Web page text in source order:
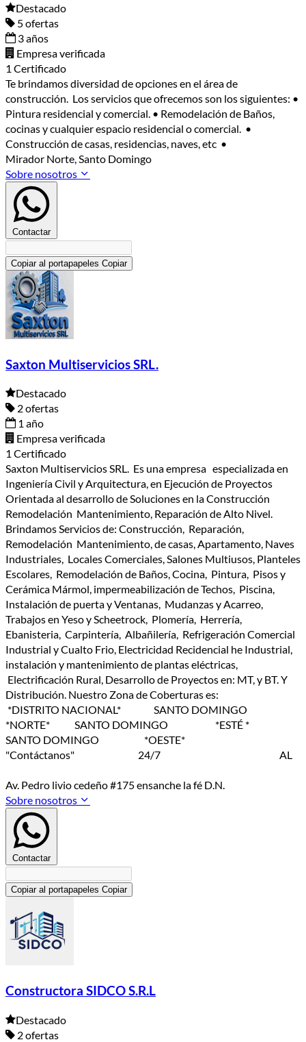
Destacado
5 ofertas
3 años
Empresa verificada
1 Certificado
Te brindamos diversidad de opciones en el área de
construcción. Los servicios que ofrecemos son los siguientes: •
Pintura residencial y comercial. • Remodelación de Baños,
cocinas y cualquier espacio residencial o comercial. •
Construcción de casas, residencias, naves, etc •
Mirador Norte, Santo Domingo
Sobre nosotros
Contactar
Copiar al portapapeles Copiar
Saxton Multiservicios SRL.
Destacado
2 ofertas
1 año
Empresa verificada
1 Certificado
Saxton Multiservicios SRL. Es una empresa especializada en
Ingeniería Civil y Arquitectura, en Ejecución de Proyectos
Orientada al desarrollo de Soluciones en la Construcción
Remodelación Mantenimiento, Reparación de Alto Nivel.
Brindamos Servicios de: Construcción, Reparación,
Remodelación Mantenimiento, de casas, Apartamento, Naves
Industriales, Locales Comerciales, Salones Multiusos, Planteles
Escolares, Remodelación de Baños, Cocina, Pintura, Pisos y
Cerámica Mármol, impermeabilización de Techos, Piscina,
Instalación de puerta y Ventanas, Mudanzas y Acarreo,
Trabajos en Yeso y Scheetrock, Plomería, Herrería,
Ebanisteria, Carpintería, Albañilería, Refrigeración Comercial
Industrial y Cualto Frio, Electricidad Recidencial he Industrial,
instalación y mantenimiento de plantas eléctricas,
Electrificación Rural, Desarrollo de Proyectos en: MT, y BT. Y
Distribución. Nuestro Zona de Coberturas es:
*DISTRITO NACIONAL* SANTO DOMINGO
*NORTE* SANTO DOMINGO *ESTÉ *
SANTO DOMINGO *OESTE*
"Contáctanos" 24/7 AL
Av. Pedro livio cedeño #175 ensanche la fé D.N.
Sobre nosotros
Contactar
Copiar al portapapeles Copiar
Constructora SIDCO S.R.L
Destacado
2 ofertas